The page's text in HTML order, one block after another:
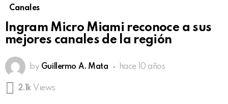
Canales
Ingram Micro Miami reconoce a sus
mejores canales de la región
by Guillermo A. Mata hace 10 años
2.1k Views